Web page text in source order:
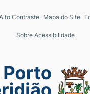
de
[alt+3]
Alto Contraste Mapa do Site
Sobre Acessibilidade
do menu